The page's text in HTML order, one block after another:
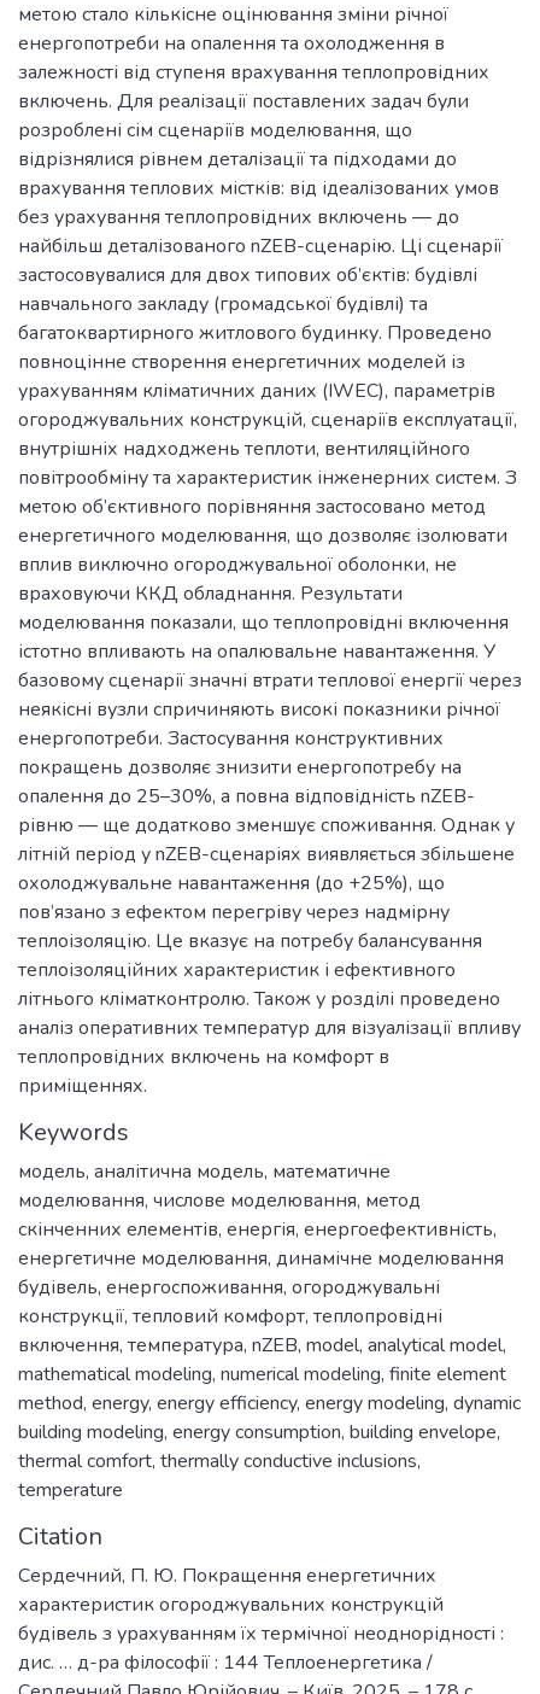
метою стало кількісне оцінювання зміни річної
енергопотреби на опалення та охолодження в
залежності від ступеня врахування теплопровідних
включень. Для реалізації поставлених задач були
розроблені сім сценаріїв моделювання, що
відрізнялися рівнем деталізації та підходами до
врахування теплових містків: від ідеалізованих умов
без урахування теплопровідних включень — до
найбільш деталізованого nZEB-сценарію. Ці сценарії
застосовувалися для двох типових об’єктів: будівлі
навчального закладу (громадської будівлі) та
багатоквартирного житлового будинку. Проведено
повноцінне створення енергетичних моделей із
урахуванням кліматичних даних (IWEC), параметрів
огороджувальних конструкцій, сценаріїв експлуатації,
внутрішніх надходжень теплоти, вентиляційного
повітрообміну та характеристик інженерних систем. З
метою об’єктивного порівняння застосовано метод
енергетичного моделювання, що дозволяє ізолювати
вплив виключно огороджувальної оболонки, не
враховуючи ККД обладнання. Результати
моделювання показали, що теплопровідні включення
істотно впливають на опалювальне навантаження. У
базовому сценарії значні втрати теплової енергії через
неякісні вузли спричиняють високі показники річної
енергопотреби. Застосування конструктивних
покращень дозволяє знизити енергопотребу на
опалення до 25–30%, а повна відповідність nZEB-
рівню — ще додатково зменшує споживання. Однак у
літній період у nZEB-сценаріях виявляється збільшене
охолоджувальне навантаження (до +25%), що
пов’язано з ефектом перегріву через надмірну
теплоізоляцію. Це вказує на потребу балансування
теплоізоляційних характеристик і ефективного
літнього кліматконтролю. Також у розділі проведено
аналіз оперативних температур для візуалізації впливу
теплопровідних включень на комфорт в
приміщеннях.
Keywords
модель, аналітична модель, математичне
моделювання, числове моделювання, метод
скінченних елементів, енергія, енергоефективність,
енергетичне моделювання, динамічне моделювання
будівель, енергоспоживання, огороджувальні
конструкції, тепловий комфорт, теплопровідні
включення, температура, nZEB, model, analytical model,
mathematical modeling, numerical modeling, finite element
method, energy, energy efficiency, energy modeling, dynamic
building modeling, energy consumption, building envelope,
thermal comfort, thermally conductive inclusions,
temperature
Citation
Сердечний, П. Ю. Покращення енергетичних
характеристик огороджувальних конструкцій
будівель з урахуванням їх термічної неоднорідності :
дис. … д-ра філософії : 144 Теплоенергетика /